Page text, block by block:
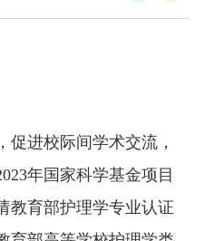
促进校际间学术交流，
年国家科学基金项目
教育部护理学专业认证